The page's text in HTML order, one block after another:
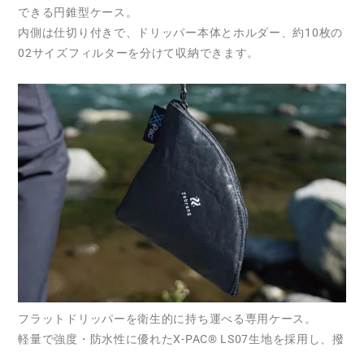
できる円錐型ケース。
内側は仕切り付きで、ドリッパー本体とホルダー、約10枚の
02サイズフィルターを分けて収納できます。
フラットドリッパーを衛生的に持ち運べる専用ケース。
軽量で強度・防水性に優れたX-PAC® LS07生地を採用し、撥